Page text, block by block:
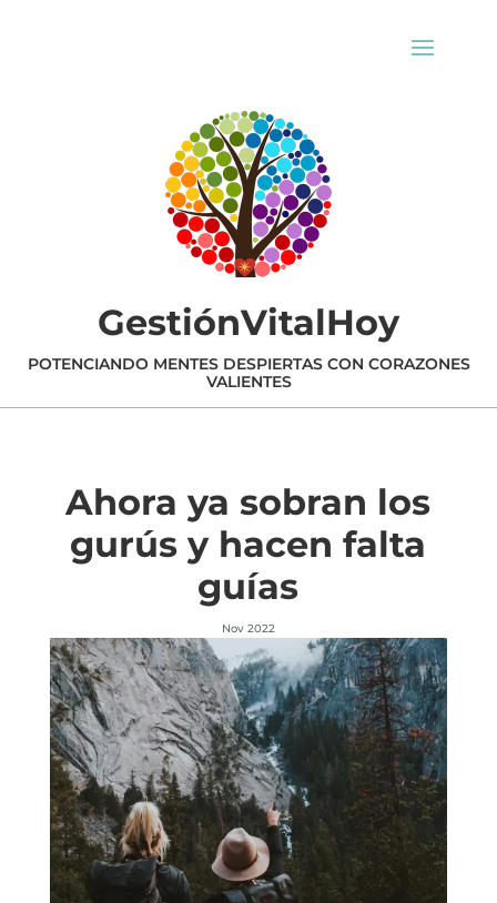
GestiónVitalHoy
POTENCIANDO MENTES DESPIERTAS CON CORAZONES
VALIENTES
Ahora ya sobran los
gurús y hacen falta
guías
Nov 2022